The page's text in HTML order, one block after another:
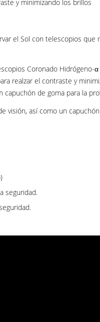
y minimizando los brillos
el Sol con telescopios
Coronado Hidrógeno-
realzar el contraste y
capuchón de goma para la
visión, así como un
seguridad.